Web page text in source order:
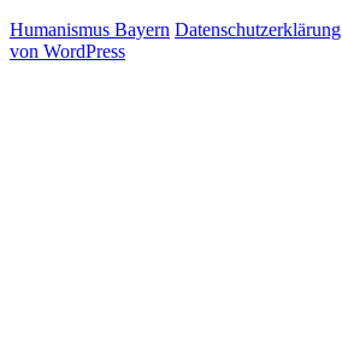
Humanismus Bayern Datenschutzerklärung
von WordPress